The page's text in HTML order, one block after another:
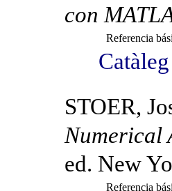
con
Referencia
STOER,
Numerical
ed. New
Referencia